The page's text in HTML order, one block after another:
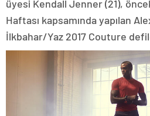
üyesi Kendall Jenner (21),
Haftası kapsamında yapılan
İlkbahar/Yaz 2017 Couture